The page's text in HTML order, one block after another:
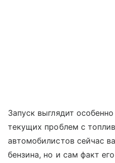
Запуск выглядит
текущих проблем с
автомобилистов сейчас
бензина, но и сам факт